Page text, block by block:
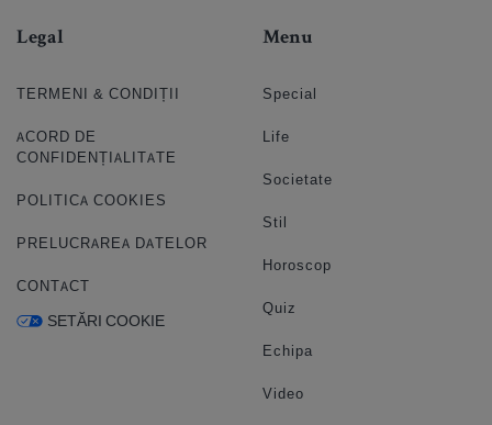
Legal
TERMENI & CONDIȚII
ACORD DE
CONFIDENȚIALITATE
POLITICA COOKIES
PRELUCRAREA DATELOR
CONTACT
SETĂRI COOKIE
Menu
Special
Life
Societate
Stil
Horoscop
Quiz
Echipa
Video